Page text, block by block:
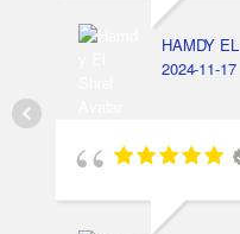
HAMDY EL
2024-11-17